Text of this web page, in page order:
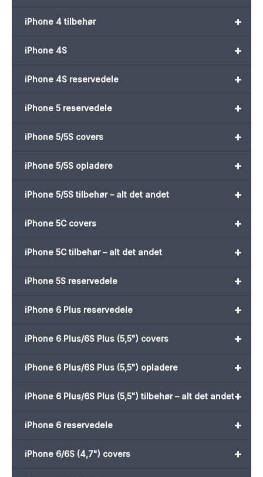
+
iPhone 4 tilbehør
+
iPhone 4S
+
iPhone 4S reservedele
+
iPhone 5 reservedele
+
iPhone 5/5S covers
+
iPhone 5/5S opladere
+
iPhone 5/5S tilbehør – alt det andet
+
iPhone 5C covers
+
iPhone 5C tilbehør – alt det andet
+
iPhone 5S reservedele
+
iPhone 6 Plus reservedele
+
iPhone 6 Plus/6S Plus (5,5") covers
+
iPhone 6 Plus/6S Plus (5,5") opladere
+
iPhone 6 Plus/6S Plus (5,5") tilbehør – alt det andet
+
iPhone 6 reservedele
+
iPhone 6/6S (4,7") covers